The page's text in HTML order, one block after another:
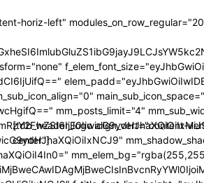
[tdb_header_logo align_vert="content-
center"]
horiz-left"
mm_posts_limit="4"